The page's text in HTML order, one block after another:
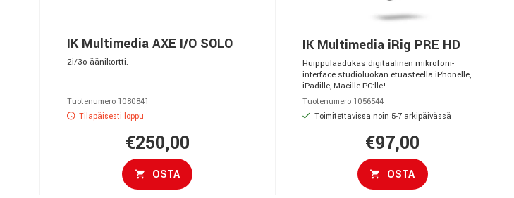
IK Multimedia AXE I/O SOLO
2i/3o äänikortti.
Tuotenumero 1080841
Tilapäisesti loppu
€250,00
OSTA
IK Multimedia iRig PRE HD
Huippulaadukas digitaalinen mikrofoni-
interface studioluokan etuasteella iPhonelle,
iPadille, Macille PC:lle!
Tuotenumero 1056544
Toimitettavissa noin 5-7 arkipäivässä
€97,00
OSTA